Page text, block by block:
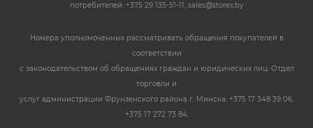
потребителей: +375 29 135-51-11, sales@storex.by
Номера уполномоченных рассматривать обращения покупателей в
соответствии
с законодательством об обращениях граждан и юридических лиц: Отдел
торговли и
услуг администрации Фрунзенского района г. Минска: +375 17 348 39 06,
+375 17 272 73 84.